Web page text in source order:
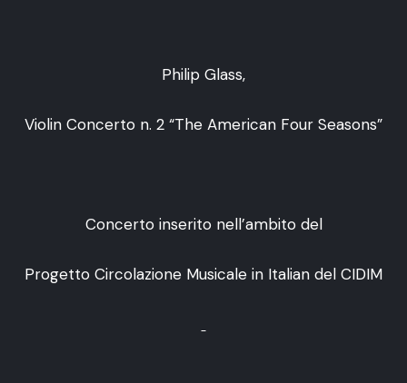
Philip Glass,
Violin Concerto n. 2 “The American Four Seasons”
Concerto inserito nell’ambito del
Progetto Circolazione Musicale in Italian del CIDIM